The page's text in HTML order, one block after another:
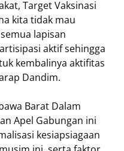
Target Vaksinasi
kita tidak mau
lapisan
aktif sehingga
kembalinya aktifitas
Dandim.
Barat Dalam
Apel Gabungan ini
kesiapsiagaan